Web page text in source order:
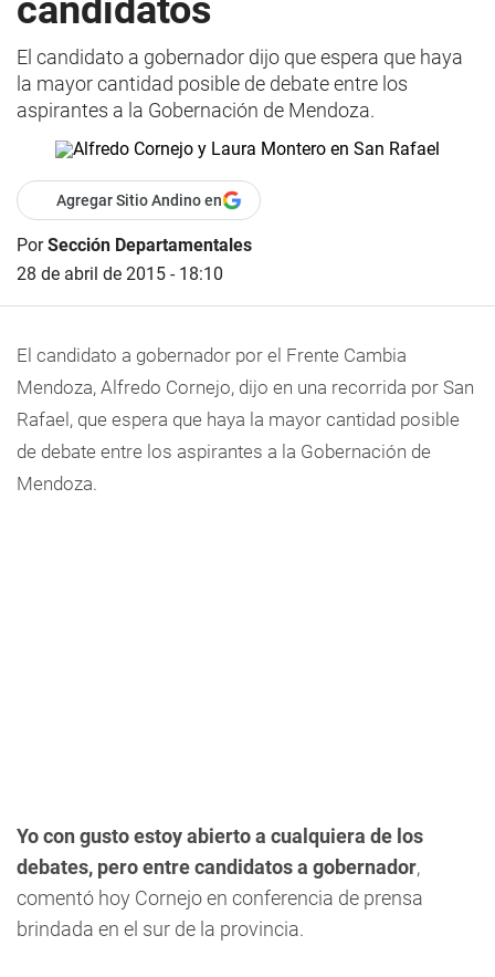
candidatos
El candidato a gobernador dijo que espera que haya
la mayor cantidad posible de debate entre los
aspirantes a la Gobernación de Mendoza.
Agregar Sitio Andino en
PorSección Departamentales
28 de abril de 2015 - 18:10
El candidato a gobernador por el Frente Cambia
Mendoza, Alfredo Cornejo, dijo en una recorrida por San
Rafael, que espera que haya la mayor cantidad posible
de debate entre los aspirantes a la Gobernación de
Mendoza.
Yo con gusto estoy abierto a cualquiera de los
debates, pero entre candidatos a gobernador,
comentó hoy Cornejo en conferencia de prensa
brindada en el sur de la provincia.